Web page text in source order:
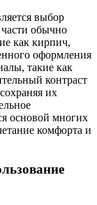
выбор
обычно
как кирпич,
оформления
такие как
контраст
их
основой многих
комфорта и